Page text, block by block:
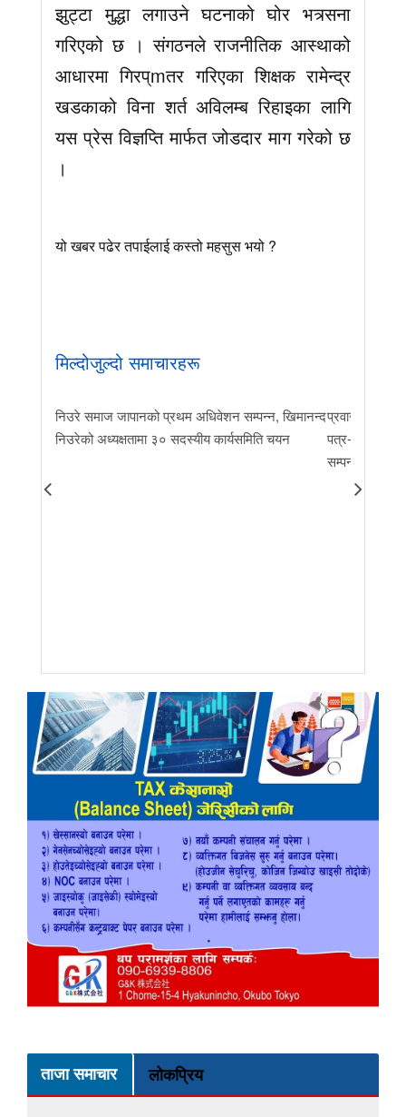
झुट्टा मुद्धा लगाउने घटनाको घोर भत्र्सना
गरिएको छ । संगठनले राजनीतिक आस्थाको
आधारमा गिरप्mतर गरिएका शिक्षक रामेन्द्र
खडकाको विना शर्त अविलम्ब रिहाइका लागि
यस प्रेस विज्ञप्ति मार्फत जोडदार माग गरेको छ
।
यो खबर पढेर तपाईलाई कस्तो महसुस भयो ?
मिल्दोजुल्दो समाचारहरू
निउरे समाज जापानको प्रथम अधिवेशन सम्पन्न, खिमानन्द
निउरेको अध्यक्षतामा ३० सदस्यीय कार्यसमिति चयन
प्रवास र
पत्र-२०२६
सम्पन्न
ताजा समाचार लोकप्रिय